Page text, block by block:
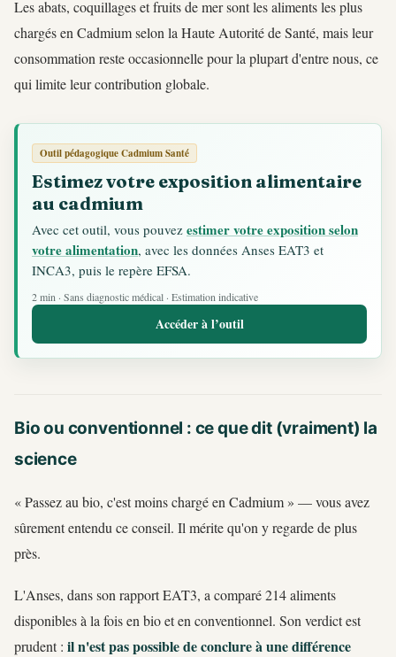
Les abats, coquillages et fruits de mer sont les aliments les plus
chargés en Cadmium selon la Haute Autorité de Santé, mais leur
consommation reste occasionnelle pour la plupart d'entre nous, ce
qui limite leur contribution globale.
Outil pédagogique Cadmium Santé
Estimez votre exposition alimentaire
au cadmium
Avec cet outil, vous pouvez estimer votre exposition selon
votre alimentation, avec les données Anses EAT3 et
INCA3, puis le repère EFSA.
2 min · Sans diagnostic médical · Estimation indicative
Accéder à l’outil
Bio ou conventionnel : ce que dit (vraiment) la
science
« Passez au bio, c'est moins chargé en Cadmium » — vous avez
sûrement entendu ce conseil. Il mérite qu'on y regarde de plus
près.
L'Anses, dans son rapport EAT3, a comparé 214 aliments
disponibles à la fois en bio et en conventionnel. Son verdict est
prudent : il n'est pas possible de conclure à une différence